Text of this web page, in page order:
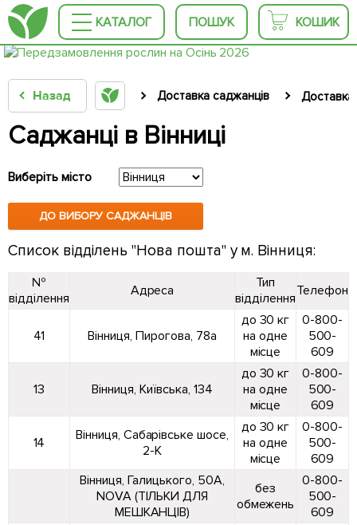
КАТАЛОГ ПОШУК КОШИК
Назад Доставка саджанців Доставка
Саджанці в Вінниці
Виберіть місто
ДО ВИБОРУ САДЖАНЦІВ
Список відділень "Нова пошта" у м. Вінниця:
№
відділення
Адреса
Тип
відділенняТелефон
41 Вінниця, Пирогова, 78а
до 30 кг
на одне
місце
0-800-
500-
609
13 Вінниця, Київська, 134
до 30 кг
на одне
місце
0-800-
500-
609
14
Вінниця, Сабарівське шосе,
2-К
до 30 кг
на одне
місце
0-800-
500-
609
Вінниця, Галицького, 50А,
NOVA (ТІЛЬКИ ДЛЯ
МЕШКАНЦІВ)
без
обмежень
0-800-
500-
609